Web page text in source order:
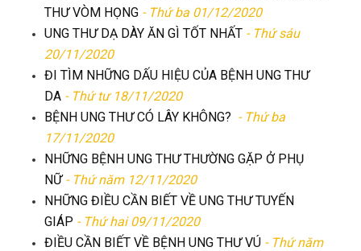
THƯ VÒM HỌNG - Thứ ba 01/12/2020
UNG THƯ DẠ DÀY ĂN GÌ TỐT NHẤT - Thứ sáu
20/11/2020
ĐI TÌM NHỮNG DẤU HIỆU CỦA BỆNH UNG THƯ
DA - Thứ tư 18/11/2020
BỆNH UNG THƯ CÓ LÂY KHÔNG? - Thứ ba
17/11/2020
NHỮNG BỆNH UNG THƯ THƯỜNG GẶP Ở PHỤ
NỮ- Thứ năm 12/11/2020
NHỮNG ĐIỀU CẦN BIẾT VỀ UNG THƯ TUYẾN
GIÁP - Thứ hai 09/11/2020
ĐIỀU CẦN BIẾT VỀ BỆNH UNG THƯ VÚ - Thứ năm